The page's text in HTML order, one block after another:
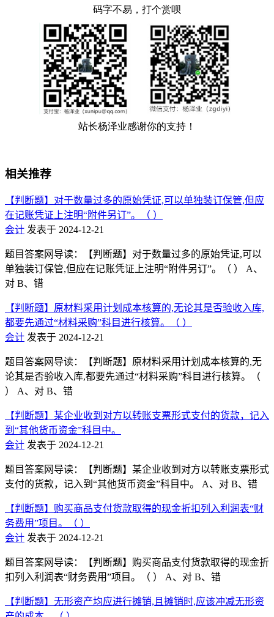
相关推荐
【判断题】对于数量过多的原始凭证,可以单独装订保管,但应
在记账凭证上注明“附件另订”。（ ）
会计 发表于 2024-12-21
题目答案网导读：【判断题】对于数量过多的原始凭证,可以
单独装订保管,但应在记账凭证上注明“附件另订”。（ ） A、
对 B、错
【判断题】原材料采用计划成本核算的,无论其是否验收入库,
都要先通过“材料采购”科目进行核算。（ ）
会计 发表于 2024-12-21
题目答案网导读：【判断题】原材料采用计划成本核算的,无
论其是否验收入库,都要先通过“材料采购”科目进行核算。（
） A、对 B、错
【判断题】某企业收到对方以转账支票形式支付的货款，记入
到“其他货币资金”科目中。
会计 发表于 2024-12-21
题目答案网导读：【判断题】某企业收到对方以转账支票形式
支付的货款，记入到“其他货币资金”科目中。 A、对 B、错
【判断题】购买商品支付货款取得的现金折扣列入利润表“财
务费用”项目。（ ）
会计 发表于 2024-12-21
题目答案网导读：【判断题】购买商品支付货款取得的现金折
扣列入利润表“财务费用”项目。（ ） A、对 B、错
【判断题】无形资产均应进行摊销,且摊销时,应该冲减无形资